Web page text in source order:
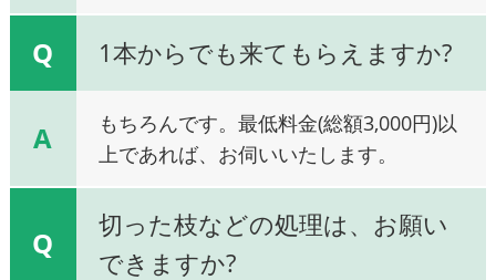
Q 1本からでも来てもらえますか?
A
もちろんです。最低料金(総額3,000円)以
上であれば、お伺いいたします。
Q
切った枝などの処理は、お願い
できますか?